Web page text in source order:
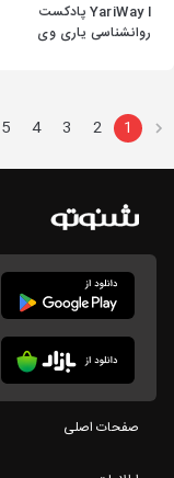
YariWay l پادکست
روانشناسی یاری وی
1
2
3
4
5
صفحات اصلی